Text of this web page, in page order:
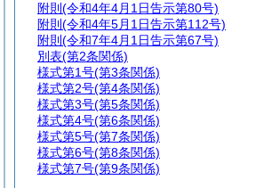
附則 (令和4年4月1日告示第80号)
附則 (令和4年5月1日告示第112号)
附則 (令和7年4月1日告示第67号)
別表(第2条関係)
様式第1号(第3条関係)
様式第2号(第4条関係)
様式第3号(第5条関係)
様式第4号(第6条関係)
様式第5号(第7条関係)
様式第6号(第8条関係)
様式第7号(第9条関係)